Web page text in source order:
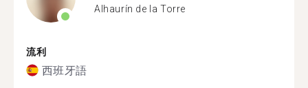
Alhaurín de la Torre
流利
西班牙語